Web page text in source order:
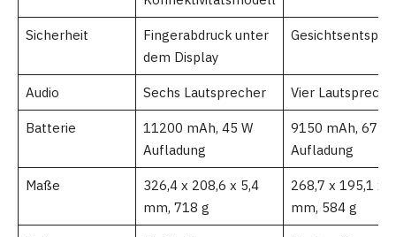
Sicherheit
Fingerabdruck unter
dem Display
Audio Sechs Lautsprecher Vier
Batterie
11200 mAh, 45 W
Aufladung
9150 mAh, 67 W
Aufladung
Maße
326,4 x 208,6 x 5,4
mm, 718 g
268,7 x 195,1 x
mm, 584 g